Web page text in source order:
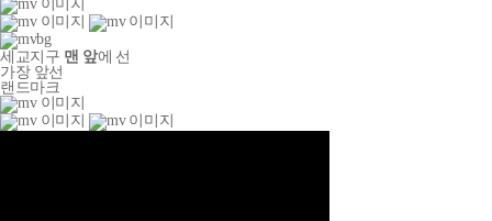
세교지구 맨 앞에 선
가장 앞선
랜드마크